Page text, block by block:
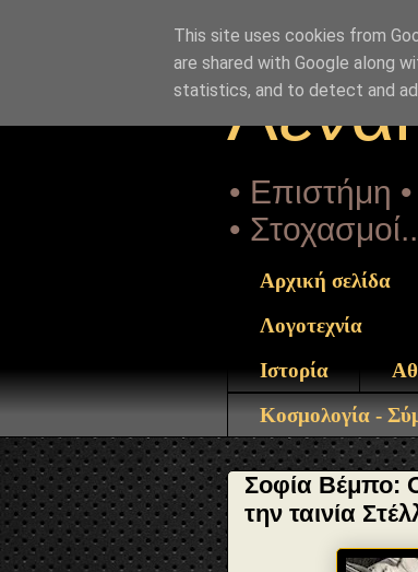
exei13-1955.html" } }
• Επιστήμη
•
Αρχική σελίδα
Λογοτεχνία
Ιστορία
Κοσμολογία -
Σοφία Βέμπο:
την ταινία
This site uses cookies from
are shared with Google along
statistics, and to detect and